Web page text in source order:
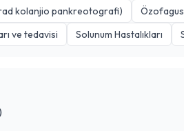
kolanjio pankreotografi)
ve tedavisi
Solunum Hastalıkları